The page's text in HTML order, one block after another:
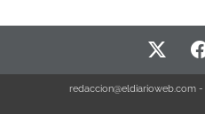
redaccion@eldiarioweb.com -